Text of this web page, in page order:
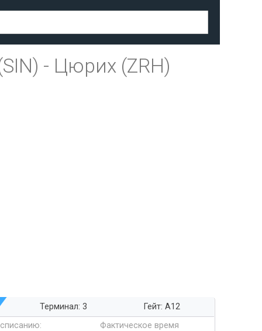
- Цюрих (ZRH)
Терминал: 3
Гейт: A12
Фактическое время